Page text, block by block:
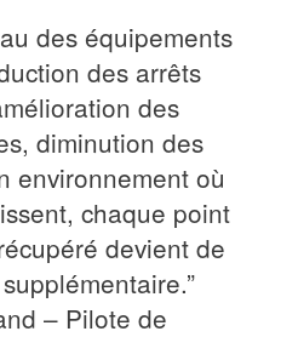
des équipements
des arrêts
des
diminution des
environnement où
chaque point
devient de
– Pilote de